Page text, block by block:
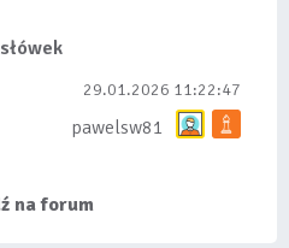
29.01.2026 11:22:47
pawelsw81
na forum